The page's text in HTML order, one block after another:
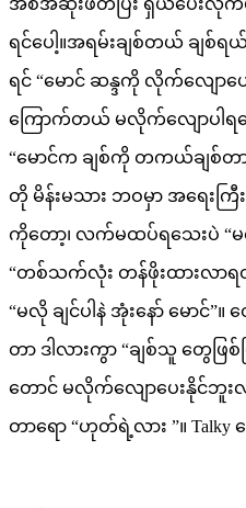
ရင်ပေါ့။အရမ်းချစ်တယ် ချ
ရင် “မောင် ဆန္ဒကို လိုက်လျောပေ
ကြောက်တယ် မလိုက်လျောပါရစ
“မောင်က ချစ်ကို တကယ်ချစ်တာ
တို မိန်းမသား ဘဝမှာ အရေးက
ကိုတော့၊ လက်မထပ်ရသေးပဲ “မပ
“တစ်သက်လုံး တန်ဖိုးထားလာ
“မလို ချင်ပါနဲ အုံးနော် မောင်”
တာ ဒါလားကွာ “ချစ်သူ တွေဖြစ်
တောင် မလိုက်လျောပေးနိုင်ဘူး
တာရော “ဟုတ်ရဲ့လား ”။